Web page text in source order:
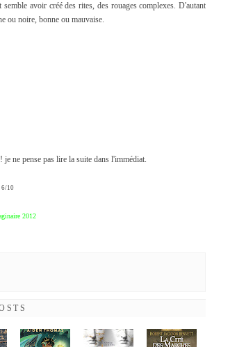
avoir créé des rites, des rouages complexes. D'autant
ou noire, bonne ou mauvaise.
ne pense pas lire la suite dans l'immédiat.
6/10
2012